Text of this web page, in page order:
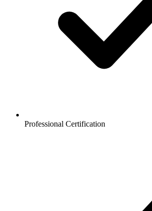
Professional Certification